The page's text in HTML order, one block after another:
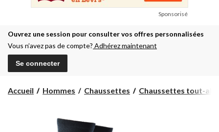
changer
Sponsorisé
Ouvrez une session pour consulter vos offres personnalisées
Vous n’avez pas de compte? Adhérez maintenant
Se connecter
Accueil Hommes Chaussettes Chaussettes tout-